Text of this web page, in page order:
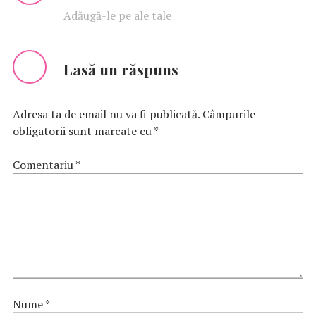
Adăugă-le pe ale tale
Lasă un răspuns
Adresa ta de email nu va fi publicată. Câmpurile
obligatorii sunt marcate cu*
Comentariu*
Nume*